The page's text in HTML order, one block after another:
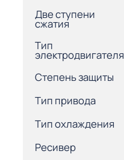
Две ступени
сжатия
Тип
электродвигателя
Степень защиты
Тип привода
Тип охлаждения
Ресивер